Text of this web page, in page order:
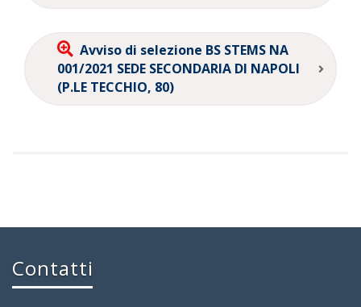
Avviso di selezione BS STEMS NA
001/2021 SEDE SECONDARIA DI NAPOLI
(P.LE TECCHIO, 80)
Contatti